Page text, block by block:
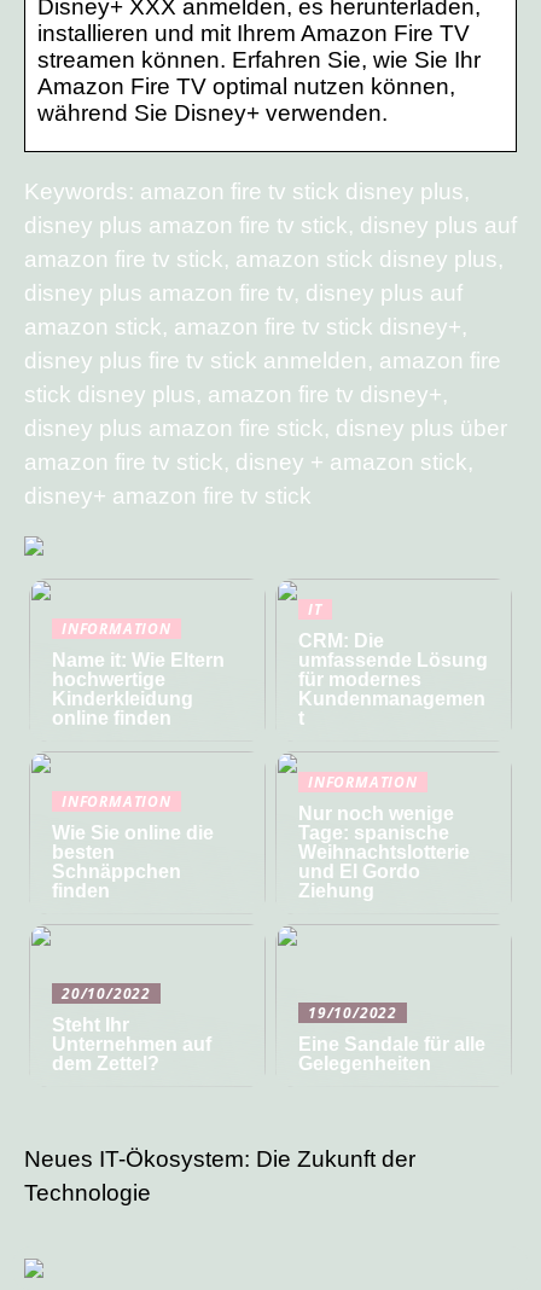
Disney+ XXX anmelden, es herunterladen,
installieren und mit Ihrem Amazon Fire TV
streamen können. Erfahren Sie, wie Sie Ihr
Amazon Fire TV optimal nutzen können,
während Sie Disney+ verwenden.
Keywords: amazon fire tv stick disney plus,
disney plus amazon fire tv stick, disney plus auf
amazon fire tv stick, amazon stick disney plus,
disney plus amazon fire tv, disney plus auf
amazon stick, amazon fire tv stick disney+,
disney plus fire tv stick anmelden, amazon fire
stick disney plus, amazon fire tv disney+,
disney plus amazon fire stick, disney plus über
amazon fire tv stick, disney + amazon stick,
disney+ amazon fire tv stick
INFORMATION
Name it: Wie Eltern
hochwertige
Kinderkleidung
online finden
IT
CRM: Die
umfassende Lösung
für modernes
Kundenmanagemen
t
INFORMATION
Wie Sie online die
besten
Schnäppchen
finden
INFORMATION
Nur noch wenige
Tage: spanische
Weihnachtslotterie
und El Gordo
Ziehung
20/10/2022
Steht Ihr
Unternehmen auf
dem Zettel?
19/10/2022
Eine Sandale für alle
Gelegenheiten
Neues IT-Ökosystem: Die Zukunft der
Technologie